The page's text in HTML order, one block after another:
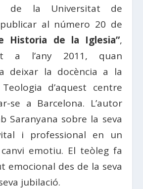
de la Universitat de
al número 20 de
Historia de la Iglesia”,
a l’any 2011, quan
deixar la docència a la
d’aquest centre
se a Barcelona. L’autor
Saranyana sobre la seva
i professional en un
emotiu. El teòleg fa
emocional des de la seva
jubilació.